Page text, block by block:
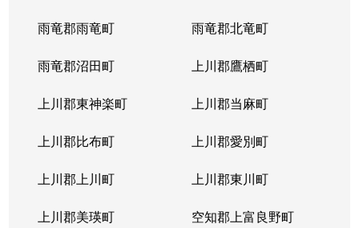
雨竜郡雨竜町 雨竜郡北竜町
雨竜郡沼田町 上川郡鷹栖町
上川郡東神楽町 上川郡当麻町
上川郡比布町 上川郡愛別町
上川郡上川町 上川郡東川町
上川郡美瑛町 空知郡上富良野町